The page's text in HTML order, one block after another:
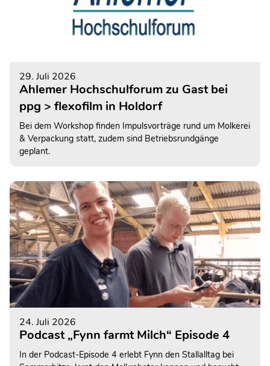
29. Juli 2026
Ahlemer Hochschulforum zu Gast bei
ppg > flexofilm in Holdorf
Bei dem Workshop finden Impulsvorträge rund um Molkerei
& Verpackung statt, zudem sind Betriebsrundgänge
geplant.
24. Juli 2026
Podcast „Fynn farmt Milch“ Episode 4
In der Podcast-Episode 4 erlebt Fynn den Stallalltag bei